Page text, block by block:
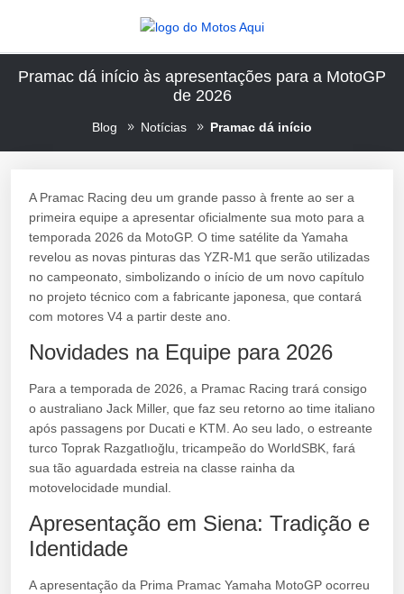
Pramac dá início às apresentações para a MotoGP
de 2026
Blog Notícias Pramac dá início
A Pramac Racing deu um grande passo à frente ao ser a
primeira equipe a apresentar oficialmente sua moto para a
temporada 2026 da MotoGP. O time satélite da Yamaha
revelou as novas pinturas das YZR-M1 que serão utilizadas
no campeonato, simbolizando o início de um novo capítulo
no projeto técnico com a fabricante japonesa, que contará
com motores V4 a partir deste ano.
Novidades na Equipe para 2026
Para a temporada de 2026, a Pramac Racing trará consigo
o australiano Jack Miller, que faz seu retorno ao time italiano
após passagens por Ducati e KTM. Ao seu lado, o estreante
turco Toprak Razgatlıoğlu, tricampeão do WorldSBK, fará
sua tão aguardada estreia na classe rainha da
motovelocidade mundial.
Apresentação em Siena: Tradição e
Identidade
A apresentação da Prima Pramac Yamaha MotoGP ocorreu